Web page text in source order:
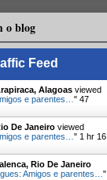
o blog
Feed
Alagoas viewed
e parentes… " 47
De Janeiro viewed
e parentes… " 1 hr 16
Rio De Janeiro
Amigos e parentes… "